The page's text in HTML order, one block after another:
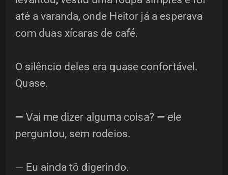
até a varanda, onde Heitor já a esperava
com duas xícaras de café.
O silêncio deles era quase confortável.
Quase.
— Vai me dizer alguma coisa? — ele
perguntou, sem rodeios.
— Eu ainda tô digerindo.